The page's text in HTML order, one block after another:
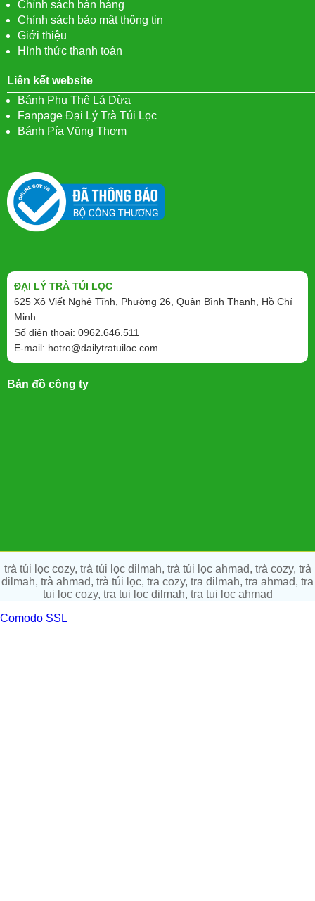
Chính sách bán hàng
Chính sách bảo mật thông tin
Giới thiệu
Hình thức thanh toán
Liên kết website
Bánh Phu Thê Lá Dừa
Fanpage Đại Lý Trà Túi Lọc
Bánh Pía Vũng Thơm
ĐẠI LÝ TRÀ TÚI LỌC
625 Xô Viết Nghệ Tĩnh, Phường 26, Quận Bình Thạnh, Hồ Chí
Minh
Số điện thoại: 0962.646.511
E-mail: hotro@dailytratuiloc.com
Bản đồ công ty
trà túi lọc cozy, trà túi lọc dilmah, trà túi lọc ahmad, trà cozy, trà
dilmah, trà ahmad, trà túi lọc, tra cozy, tra dilmah, tra ahmad, tra
tui loc cozy, tra tui loc dilmah, tra tui loc ahmad
Comodo SSL